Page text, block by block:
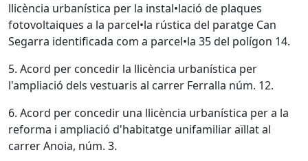
llicència urbanística per la instal•lació de plaques
fotovoltaiques a la parcel•la rústica del paratge Can
Segarra identificada com a parcel•la 35 del polígon 14.
5. Acord per concedir la llicència urbanística per
l'ampliació dels vestuaris al carrer Ferralla núm. 12.
6. Acord per concedir una llicència urbanística per a la
reforma i ampliació d'habitatge unifamiliar aïllat al
carrer Anoia, núm. 3.